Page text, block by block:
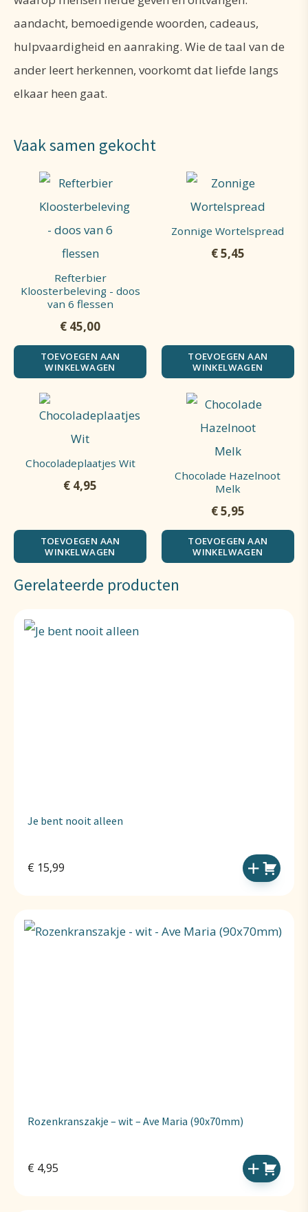
aandacht, bemoedigende woorden, cadeaus,
hulpvaardigheid en aanraking. Wie de taal van de
ander leert herkennen, voorkomt dat liefde langs
elkaar heen gaat.
Vaak samen gekocht
Refterbier
Kloosterbeleving - doos
van 6 flessen
€ 45,00
TOEVOEGEN AAN
WINKELWAGEN
Zonnige Wortelspread
€5,45
TOEVOEGEN AAN
WINKELWAGEN
Chocoladeplaatjes Wit
€ 4,95
TOEVOEGEN AAN
WINKELWAGEN
Chocolade Hazelnoot
Melk
€5,95
TOEVOEGEN AAN
WINKELWAGEN
Gerelateerde producten
Je bent nooit alleen
€ 15,99
Rozenkranszakje – wit – Ave Maria (90x70mm)
€ 4,95